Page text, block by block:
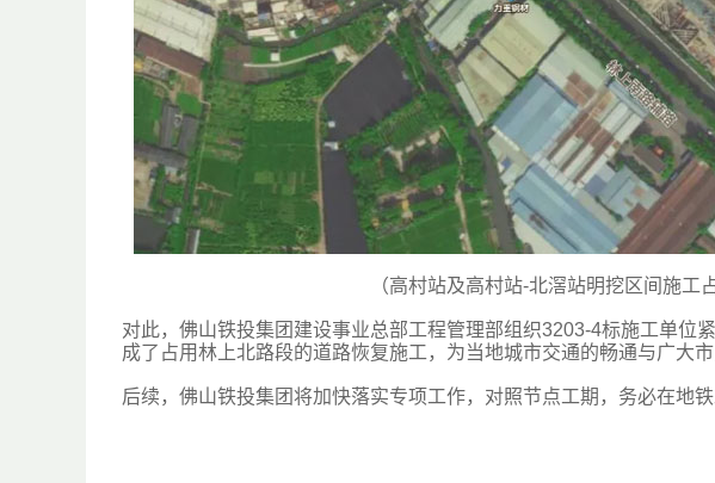
（高村站及高村站-北滘站明挖区间施工
对此，佛山铁投集团建设事业总部工程管理部组织3203-4标施工单位
成了占用林上北路段的道路恢复施工，为当地城市交通的畅通与广大
后续，佛山铁投集团将加快落实专项工作，对照节点工期，务必在地